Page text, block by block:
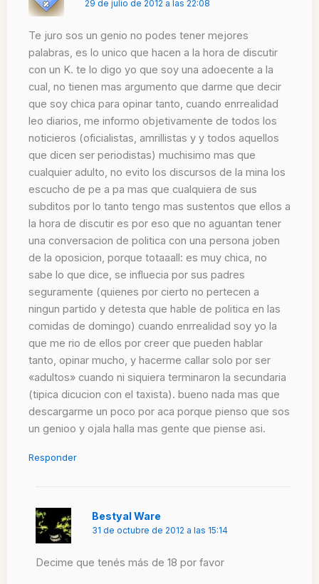
29 de julio de 2012 a las 22:08
Te juro sos un genio no podes tener mejores
palabras, es lo unico que hacen a la hora de discutir
con un K. te lo digo yo que soy una adoecente a la
cual, no tienen mas argumento que darme que decir
que soy chica para opinar tanto, cuando enrrealidad
leo diarios, me informo objetivamente de todos los
noticieros (oficialistas, amrillistas y y todos aquellos
que dicen ser periodistas) muchisimo mas que
cualquier adulto, no evito los discursos de la mina los
escucho de pe a pa mas que cualquiera de sus
subditos por lo tanto tengo mas sustentos que ellos a
la hora de discutir es por eso que no aguantan tener
una conversacion de politica con una persona joben
de la oposicion, porque totaaall: es muy chica, no
sabe lo que dice, se influecia por sus padres
seguramente (quienes por cierto no pertecen a
ningun partido y detesta que hable de politica en las
comidas de domingo) cuando enrrealidad soy yo la
que me rio de ellos por creer que pueden hablar
tanto, opinar mucho, y hacerme callar solo por ser
«adultos» cuando ni siquiera terminaron la secundaria
(tipica dicucion con el taxista). bueno nada mas que
descargarme un poco por aca porque pienso que sos
un genioo y ojala halla mas gente que piense asi.
Responder
Bestyal Ware
31 de octubre de 2012 a las 15:14
Decime que tenés más de 18 por favor